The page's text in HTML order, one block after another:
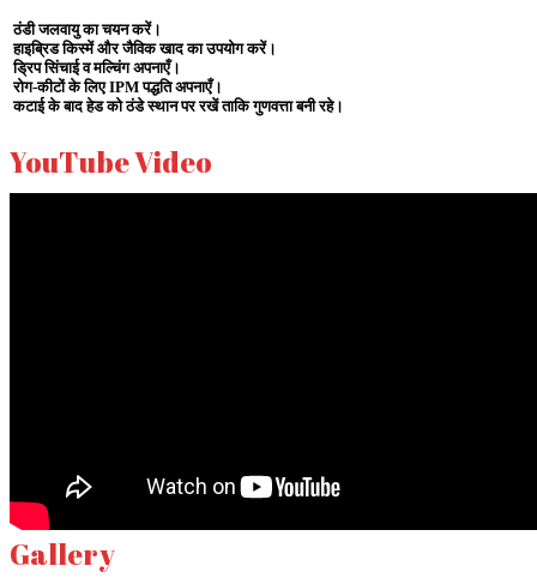
ठंडी जलवायु का चयन करें।
हाइब्रिड किस्में और जैविक खाद का उपयोग करें।
ड्रिप सिंचाई व मल्चिंग अपनाएँ।
रोग-कीटों के लिए IPM पद्धति अपनाएँ।
कटाई के बाद हेड को ठंडे स्थान पर रखें ताकि गुणवत्ता बनी रहे।
YouTube Video
Gallery